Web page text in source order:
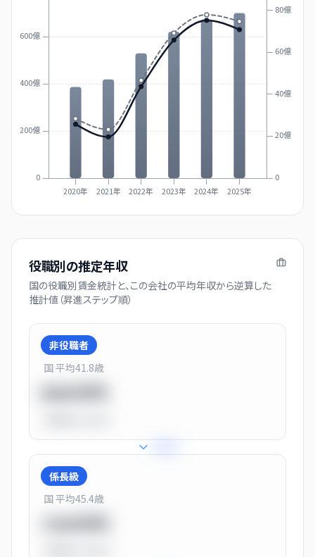
0
200億
400億
600億
0
20億
40億
60億
80億
2020年 2021年 2022年 2023年 2024年 2025年
役職別の推定年収
国の役職別賃金統計と、この会社の平均年収から逆算した
推計値（昇進ステップ順）
非役職者
国 平均41.8歳
係長級
国 平均45.4歳